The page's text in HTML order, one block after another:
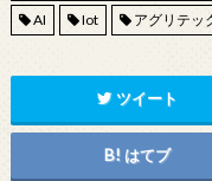
AI
Iot アグリテッ
ツイート
はてブ